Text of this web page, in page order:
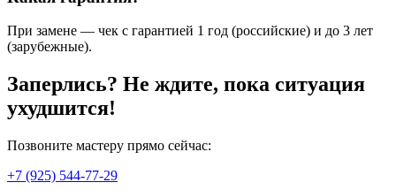
При замене — чек с гарантией 1 год (российские) и до 3 лет
(зарубежные).
Заперлись? Не ждите, пока ситуация
ухудшится!
Позвоните мастеру прямо сейчас:
+7 (925) 544-77-29